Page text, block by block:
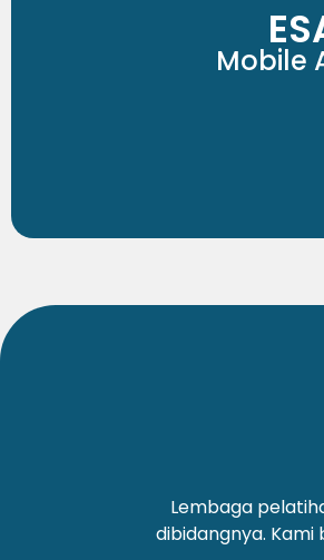
Mobile
Lembaga
dibidangnya. Kami